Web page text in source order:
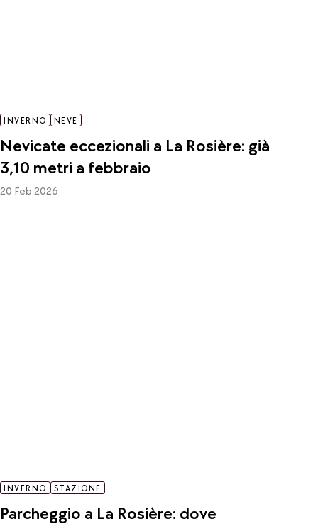
INVERNO NEVE
Nevicate eccezionali a La Rosière: già
3,10 metri a febbraio
20 Feb 2026
INVERNO STAZIONE
Parcheggio a La Rosière: dove